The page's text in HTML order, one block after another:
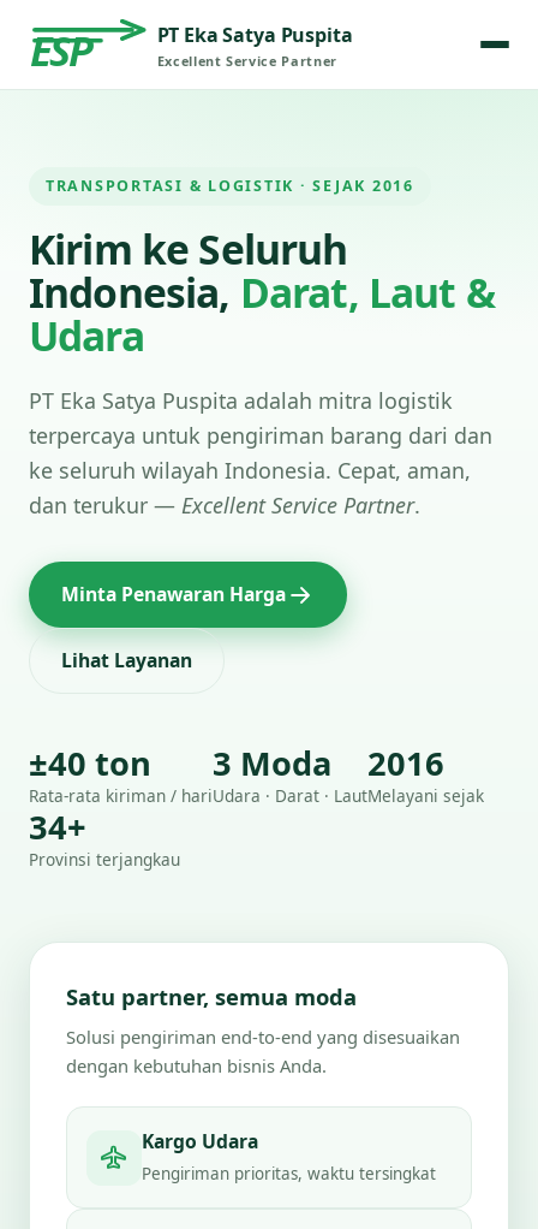
ESP PT Eka Satya Puspita
Excellent Service Partner
TRANSPORTASI & LOGISTIK · SEJAK 2016
Kirim ke Seluruh
Indonesia, Darat, Laut &
Udara
PT Eka Satya Puspita adalah mitra logistik
terpercaya untuk pengiriman barang dari dan
ke seluruh wilayah Indonesia. Cepat, aman,
dan terukur — Excellent Service Partner.
Minta Penawaran Harga
Lihat Layanan
±40 ton
Rata-rata kiriman / hari
3 Moda
Udara · Darat · Laut
2016
Melayani sejak
34+
Provinsi terjangkau
Satu partner, semua moda
Solusi pengiriman end-to-end yang disesuaikan
dengan kebutuhan bisnis Anda.
Kargo Udara
Pengiriman prioritas, waktu tersingkat